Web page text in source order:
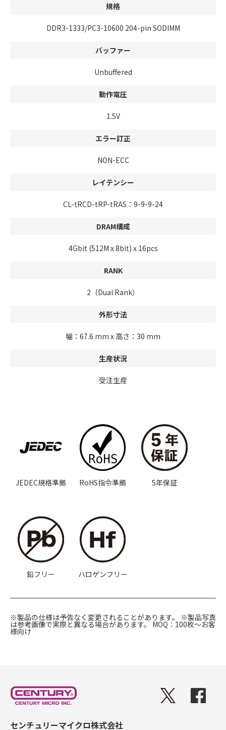
規格
DDR3-1333/PC3-10600 204-pin SODIMM
バッファー
Unbuffered
動作電圧
1.5V
エラー訂正
NON-ECC
レイテンシー
CL-tRCD-tRP-tRAS：9-9-9-24
DRAM構成
4Gbit (512M x 8bit) x 16pcs
RANK
2（Dual Rank）
外形寸法
幅：67.6 mm x 高さ：30 mm
生産状況
受注生産
JEDEC規格準拠 RoHS指令準拠 5年保証
鉛フリー ハロゲンフリー
※製品の仕様は予告なく変更されることがあります。 ※製品写真
は参考画像で実際と異なる場合があります。 MOQ：100枚〜お客
様向け
センチュリーマイクロ株式会社